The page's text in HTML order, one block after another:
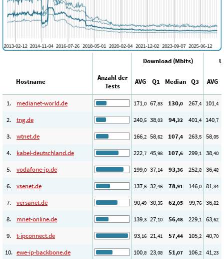
Download (Mbits)
Hostname
Anzahl der
Tests
AVG Q1 Median Q3 AVG
1. medianet-world.de 171,0 67,83 130,0 267,4 101,4
2.
tng.de 240,5 38,03 94,32 401,4 140,7
3.
wtnet.de 166,2 58,62 107,4 263,5 58,05
4.
kabel-deutschland.de 222,7 45,98 107,6 299,1 38,40
5.
vodafone-ip.de 199,0 37,14 93,36 252,8 36,48
6.
vsenet.de 137,6 32,46 78,91 146,0 81,34
7.
versanet.de 90,49 30,35 62,05 99,76 36,82
8.
mnet-online.de 139,3 27,10 56,48 229,1 63,62
9.
t-ipconnect.de 93,16 21,41 57,44 105,2 40,70
10. ewe-ip-backbone.de 100,8 23,08 51,07 106,2 41,23